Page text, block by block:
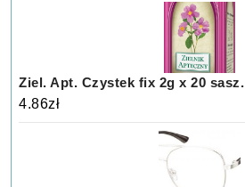
Ziel. Apt. Czystek fix 2g x 20 sasz.
4.86zł